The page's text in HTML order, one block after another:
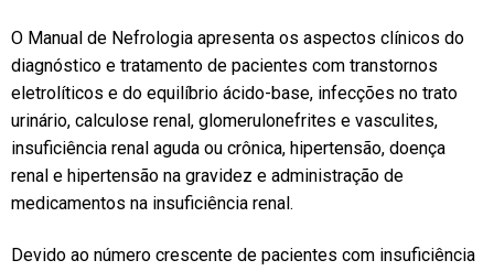
O Manual de Nefrologia apresenta os aspectos clínicos do
diagnóstico e tratamento de pacientes com transtornos
eletrolíticos e do equilíbrio ácido-base, infecções no trato
urinário, calculose renal, glomerulonefrites e vasculites,
insuficiência renal aguda ou crônica, hipertensão, doença
renal e hipertensão na gravidez e administração de
medicamentos na insuficiência renal.
Devido ao número crescente de pacientes com insuficiência